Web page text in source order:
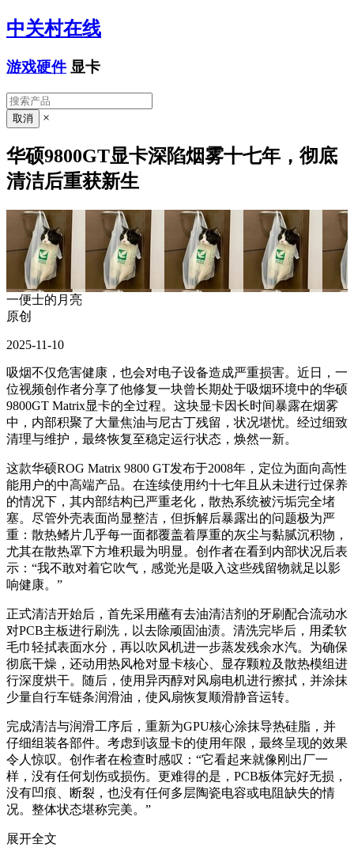
中关村在线
游戏硬件 显卡
×
华硕9800GT显卡深陷烟雾十七年，彻底
清洁后重获新生
一便士的月亮
原创
2025-11-10
吸烟不仅危害健康，也会对电子设备造成严重损害。近日，一
位视频创作者分享了他修复一块曾长期处于吸烟环境中的华硕
9800GT Matrix显卡的全过程。这块显卡因长时间暴露在烟雾
中，内部积聚了大量焦油与尼古丁残留，状况堪忧。经过细致
清理与维护，最终恢复至稳定运行状态，焕然一新。
这款华硕ROG Matrix 9800 GT发布于2008年，定位为面向高性
能用户的中高端产品。在连续使用约十七年且从未进行过保养
的情况下，其内部结构已严重老化，散热系统被污垢完全堵
塞。尽管外壳表面尚显整洁，但拆解后暴露出的问题极为严
重：散热鳍片几乎每一面都覆盖着厚重的灰尘与黏腻沉积物，
尤其在散热罩下方堆积最为明显。创作者在看到内部状况后表
示：“我不敢对着它吹气，感觉光是吸入这些残留物就足以影
响健康。”
正式清洁开始后，首先采用蘸有去油清洁剂的牙刷配合流动水
对PCB主板进行刷洗，以去除顽固油渍。清洗完毕后，用柔软
毛巾轻拭表面水分，再以吹风机进一步蒸发残余水汽。为确保
彻底干燥，还动用热风枪对显卡核心、显存颗粒及散热模组进
行深度烘干。随后，使用异丙醇对风扇电机进行擦拭，并涂抹
少量自行车链条润滑油，使风扇恢复顺滑静音运转。
完成清洁与润滑工序后，重新为GPU核心涂抹导热硅脂，并
仔细组装各部件。考虑到该显卡的使用年限，最终呈现的效果
令人惊叹。创作者在检查时感叹：“它看起来就像刚出厂一
样，没有任何划伤或损伤。更难得的是，PCB板体完好无损，
没有凹痕、断裂，也没有任何多层陶瓷电容或电阻缺失的情
况。整体状态堪称完美。”
展开全文